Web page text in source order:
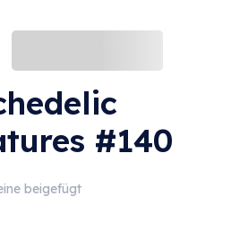
#140
beigefügt